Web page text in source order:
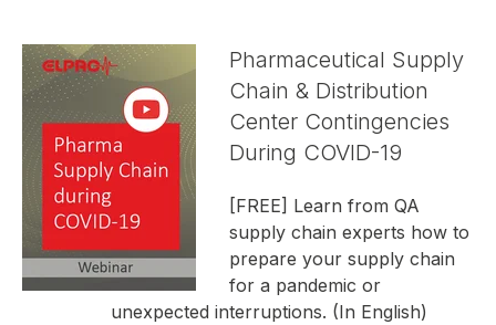
Pharmaceutical Supply
Chain & Distribution
Center Contingencies
During COVID-19
[FREE] Learn from QA
supply chain experts how to
prepare your supply chain
for a pandemic or
unexpected interruptions. (In English)